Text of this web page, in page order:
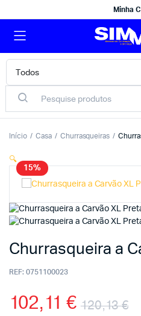
Minha
Início Casa Churrasqueiras
🔍
15%
Churrasqueira a
REF: 0751100023
120,13€
102,11 €